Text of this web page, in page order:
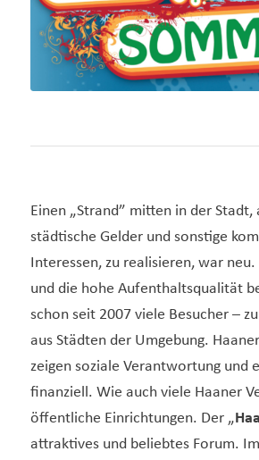
Einen „Strand” mitten in der Stadt,
städtische Gelder und sonstige
Interessen, zu realisieren, war neu.
und die hohe Aufenthaltsqualität
schon seit 2007 viele Besucher –
aus Städten der Umgebung.
zeigen soziale Verantwortung und
finanziell. Wie auch viele Haaner
öffentliche Einrichtungen. Der „
attraktives und beliebtes Forum.